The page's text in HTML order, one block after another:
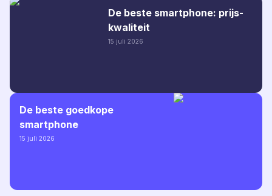
De beste smartphone: prijs-
kwaliteit
15 juli 2026
De beste goedkope
smartphone
15 juli 2026